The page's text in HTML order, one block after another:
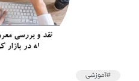
#آموزشی